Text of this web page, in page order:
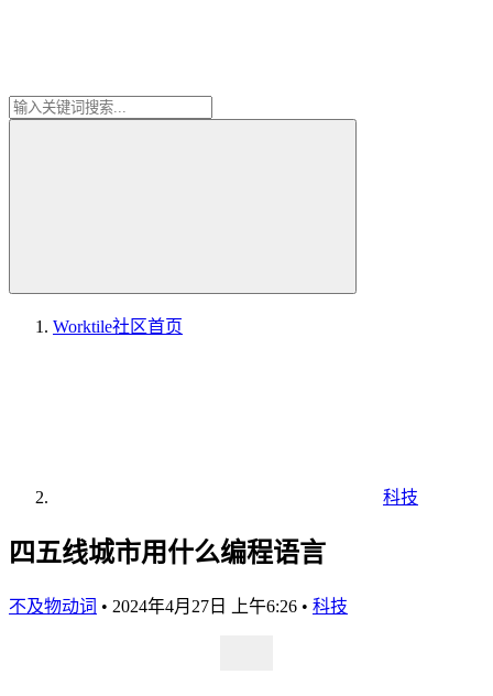
Worktile社区首页
科技
四五线城市用什么编程语言
不及物动词 • 2024年4月27日 上午6:26 • 科技